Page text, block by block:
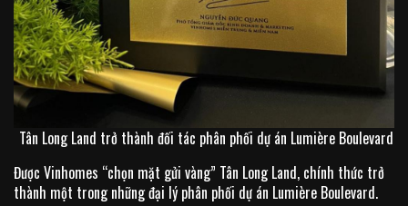
Tân Long Land trở thành đối tác phân phối dự án Lumière Boulevard
Được Vinhomes “chọn mặt gửi vàng” Tân Long Land, chính thức trở
thành một trong những đại lý phân phối dự án Lumière Boulevard.